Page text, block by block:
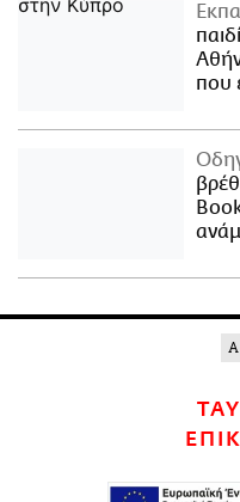
που